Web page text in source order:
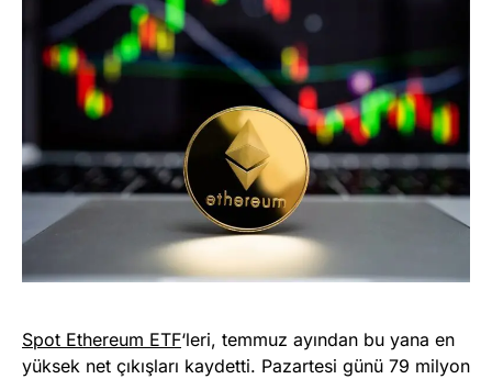
Spot Ethereum ETF‘leri, temmuz ayından bu yana en
yüksek net çıkışları kaydetti. Pazartesi günü 79 milyon